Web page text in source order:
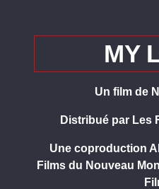
MY
Un film de
Distribué par Les
Une coproduction
Films du Nouveau